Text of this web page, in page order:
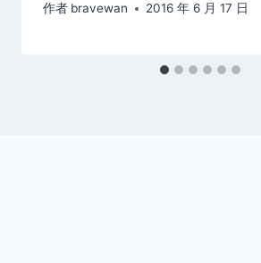
作者 bravewan 2016 年 6 月 17 日